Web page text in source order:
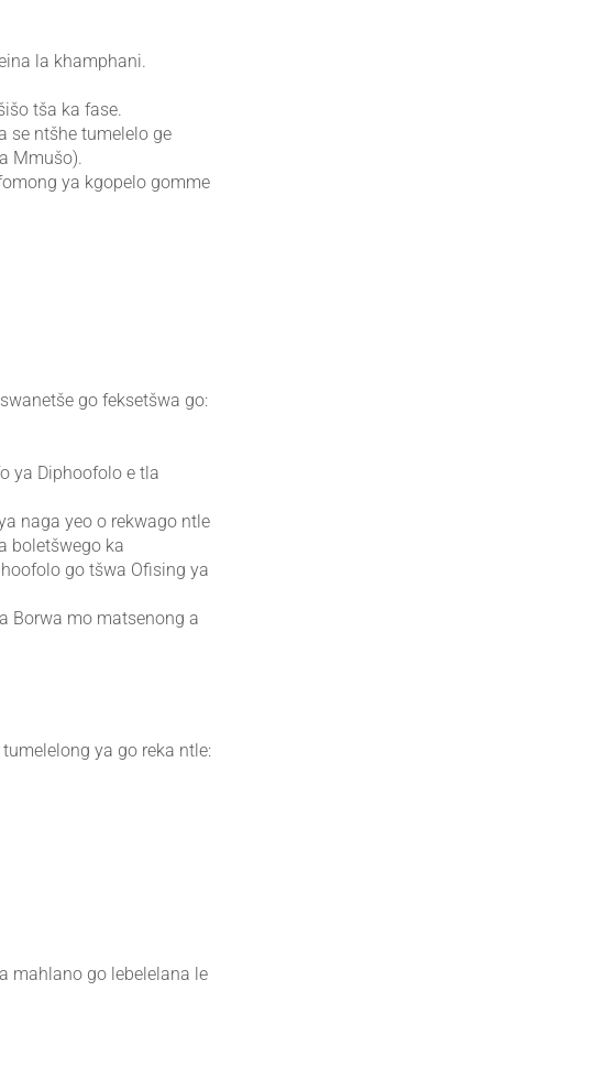
la khamphani.
tša ka fase.
se ntšhe tumelelo ge
Mmušo).
ya kgopelo gomme
go feksetšwa go:
ya Diphoofolo e tla
naga yeo o rekwago ntle
boletšwego ka
go tšwa Ofising ya
Borwa mo matsenong a
ya go reka ntle:
mahlano go lebelelana le